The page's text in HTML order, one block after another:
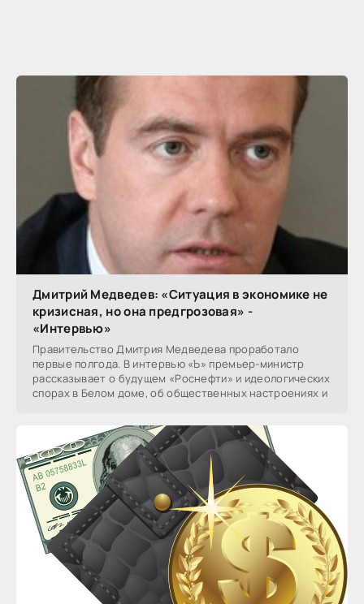
Дмитрий Медведев: «Ситуация в экономике не
кризисная, но она предгрозовая» -
«Интервью»
Правительство Дмитрия Медведева проработало
первые полгода. В интервью «Ъ» премьер-министр
рассказывает о будущем «Роснефти» и идеологических
спорах в Белом доме, об общественных настроениях и